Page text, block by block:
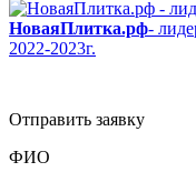
НоваяПлитка.рф-
2022-2023г.
Отправить заявку
ФИО